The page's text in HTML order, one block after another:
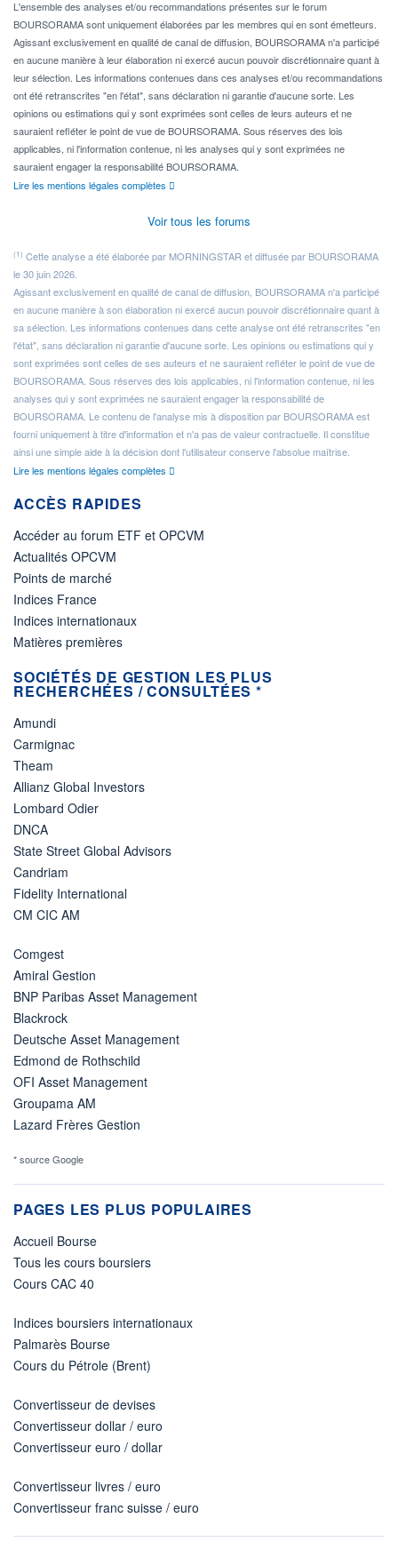
L'ensemble des analyses et/ou recommandations présentes sur le forum
BOURSORAMA sont uniquement élaborées par les membres qui en sont émetteurs.
Agissant exclusivement en qualité de canal de diffusion, BOURSORAMA n'a participé
en aucune manière à leur élaboration ni exercé aucun pouvoir discrétionnaire quant à
leur sélection. Les informations contenues dans ces analyses et/ou recommandations
ont été retranscrites "en l'état", sans déclaration ni garantie d'aucune sorte. Les
opinions ou estimations qui y sont exprimées sont celles de leurs auteurs et ne
sauraient refléter le point de vue de BOURSORAMA. Sous réserves des lois
applicables, ni l'information contenue, ni les analyses qui y sont exprimées ne
sauraient engager la responsabilité BOURSORAMA.
Lire les mentions légales complètes
Voir tous les forums
(1) Cette analyse a été élaborée par MORNINGSTAR et diffusée par BOURSORAMA
le 30 juin 2026.
Agissant exclusivement en qualité de canal de diffusion, BOURSORAMA n'a participé
en aucune manière à son élaboration ni exercé aucun pouvoir discrétionnaire quant à
sa sélection. Les informations contenues dans cette analyse ont été retranscrites "en
l'état", sans déclaration ni garantie d'aucune sorte. Les opinions ou estimations qui y
sont exprimées sont celles de ses auteurs et ne sauraient refléter le point de vue de
BOURSORAMA. Sous réserves des lois applicables, ni l'information contenue, ni les
analyses qui y sont exprimées ne sauraient engager la responsabilité de
BOURSORAMA. Le contenu de l'analyse mis à disposition par BOURSORAMA est
fourni uniquement à titre d'information et n'a pas de valeur contractuelle. Il constitue
ainsi une simple aide à la décision dont l'utilisateur conserve l'absolue maîtrise.
Lire les mentions légales complètes
ACCÈS RAPIDES
Accéder au forum ETF et OPCVM
Actualités OPCVM
Points de marché
Indices France
Indices internationaux
Matières premières
SOCIÉTÉS DE GESTION LES PLUS
RECHERCHÉES / CONSULTÉES *
Amundi
Carmignac
Theam
Allianz Global Investors
Lombard Odier
DNCA
State Street Global Advisors
Candriam
Fidelity International
CM CIC AM
Comgest
Amiral Gestion
BNP Paribas Asset Management
Blackrock
Deutsche Asset Management
Edmond de Rothschild
OFI Asset Management
Groupama AM
Lazard Frères Gestion
* source Google
PAGES LES PLUS POPULAIRES
Accueil Bourse
Tous les cours boursiers
Cours CAC 40
Indices boursiers internationaux
Palmarès Bourse
Cours du Pétrole (Brent)
Convertisseur de devises
Convertisseur dollar / euro
Convertisseur euro / dollar
Convertisseur livres / euro
Convertisseur franc suisse / euro